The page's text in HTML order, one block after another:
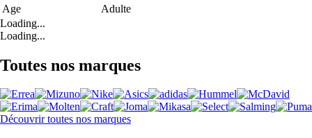
Age
Adulte
Loading...
Loading...
Toutes nos marques
Découvrir toutes nos marques